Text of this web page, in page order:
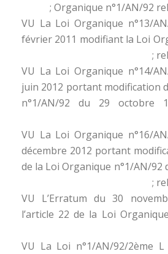
Organique n°1/AN/92
VU La Loi Organique n°13/
février 2011 modifiant la Loi
VU La Loi Organique n°14/
juin 2012 portant modification
n°1/AN/92 du 29 octobre
VU La Loi Organique n°16/
décembre 2012 portant
de la Loi Organique n°1/AN/92
VU L’Erratum du 30
l’article 22 de la Loi
VU La Loi n°1/AN/92/2ème